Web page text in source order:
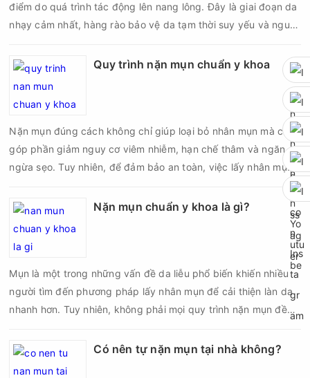
điểm do quá trình tác động lên nang lông. Đây là giai đoạn da
nhạy cảm nhất, hàng rào bảo vệ da tạm thời suy yếu và nguy
nếu chăm sóc không đúng cách. Chính vì vậy, việc chăm sóc
da sau nặn mụn không chỉ giúp vùng da hồi phục nhanh hơn
mà còn góp phần giảm nguy cơ tái phát mụn và hạn chế các
Quy trình nặn mụn chuẩn y khoa
Nặn mụn đúng cách không chỉ giúp loại bỏ nhân mụn mà còn
góp phần giảm nguy cơ viêm nhiễm, hạn chế thâm và ngăn
ngừa sẹo. Tuy nhiên, để đảm bảo an toàn, việc lấy nhân mụn
cần được thực hiện theo đúng quy trình chuẩn y khoa với đầy
đủ các bước vô khuẩn và chăm sóc sau điều trị.
Nặn mụn chuẩn y khoa là gì?
Mụn là một trong những vấn đề da liễu phổ biến khiến nhiều
người tìm đến phương pháp lấy nhân mụn để cải thiện làn da
nhanh hơn. Tuy nhiên, không phải mọi quy trình nặn mụn đều
sai kỹ thuật hoặc lấy nhân mụn không đúng thời điểm, làn da
Có nên tự nặn mụn tại nhà không?